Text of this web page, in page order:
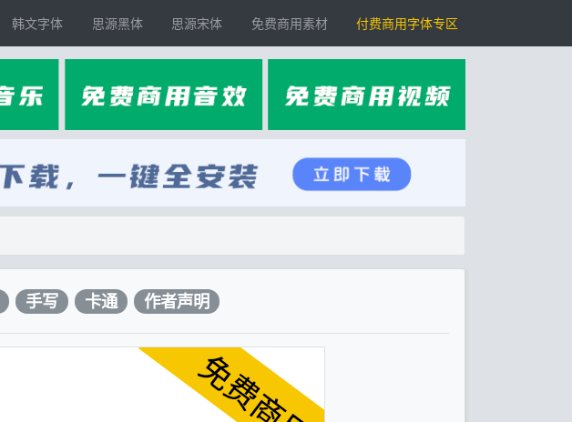
韩文字体 思源黑体 思源宋体 免费商用素材 付费商用字体专区
手写 卡通 作者声明